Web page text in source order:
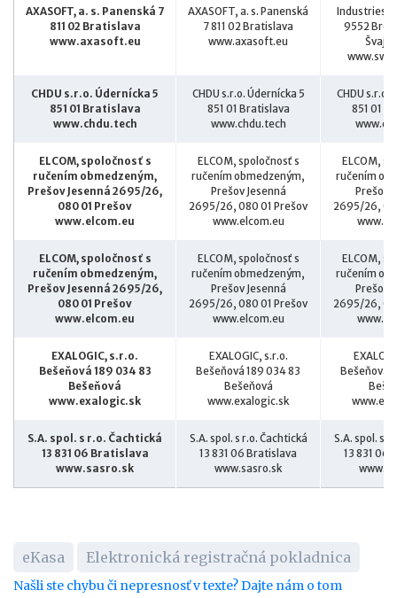
AXASOFT, a. s. Panenská 7
811 02 Bratislava
www.axasoft.eu
AXASOFT, a. s. Panenská
7 811 02 Bratislava
www.axasoft.eu
9552
CHDU s.r.o. Údernícka 5
851 01 Bratislava
www.chdu.tech
CHDU s.r.o. Údernícka 5
851 01 Bratislava
www.chdu.tech
CHDU s.r.o.
851 01
ELCOM, spoločnosť s
ručením obmedzeným,
Prešov Jesenná 2695/26,
080 01 Prešov
www.elcom.eu
ELCOM, spoločnosť s
ručením obmedzeným,
Prešov Jesenná
2695/26, 080 01 Prešov
www.elcom.eu
ELCOM,
ručením
Prešov
2695/26,
ELCOM, spoločnosť s
ručením obmedzeným,
Prešov Jesenná 2695/26,
080 01 Prešov
www.elcom.eu
ELCOM, spoločnosť s
ručením obmedzeným,
Prešov Jesenná
2695/26, 080 01 Prešov
www.elcom.eu
ELCOM,
ručením
Prešov
2695/26,
EXALOGIC, s.r.o.
Bešeňová 189 034 83
Bešeňová
www.exalogic.sk
EXALOGIC, s.r.o.
Bešeňová 189 034 83
Bešeňová
www.exalogic.sk
Bešeňová
S.A. spol. s r.o. Čachtická
13 831 06 Bratislava
www.sasro.sk
S.A. spol. s r.o. Čachtická
13 831 06 Bratislava
www.sasro.sk
S.A. spol. s
13 831 06
eKasa Elektronická registračná pokladnica
Našli ste chybu či nepresnosť v texte? Dajte nám o tom